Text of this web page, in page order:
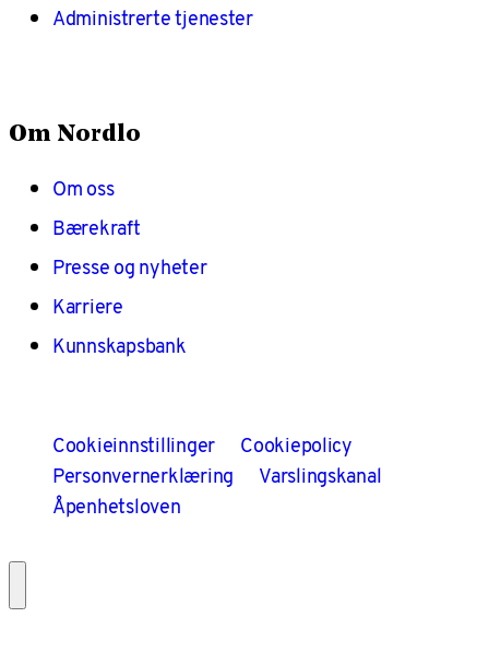
Administrerte tjenester
Om Nordlo
Om oss
Bærekraft
Presse og nyheter
Karriere
Kunnskapsbank
Cookieinnstillinger
Cookiepolicy
Personvernerklæring
Varslingskanal
Åpenhetsloven